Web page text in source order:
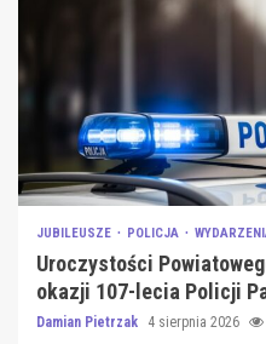
JUBILEUSZE POLICJA
Uroczystości
okazji 107-lecia Policji
Damian Pietrzak 4 sierpnia 2026